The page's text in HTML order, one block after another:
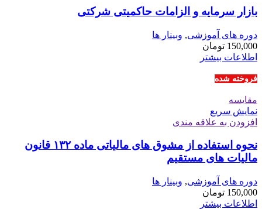
بازار سرمایه و الزامات حاکمیتی شرکتی
دوره های آموزشی, وبینار ها
150,000 تومان
اطلاعات بیشتر
فروخته شده
مقايسه
نمایش سریع
افزودن به علاقه مندی
نحوه استفاده از مشوق های مالیاتی ماده ۱۳۲ قانون
مالیات های مستقیم
دوره های آموزشی, وبینار ها
150,000 تومان
اطلاعات بیشتر